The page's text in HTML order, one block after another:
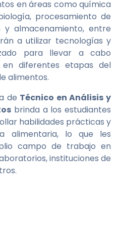
en áreas como química
procesamiento de
y almacenamiento, entre
a utilizar tecnologías y
para llevar a cabo
en diferentes etapas del
alimentos.
de Técnico en Análisis y
brinda a los estudiantes
habilidades prácticas y
alimentaria, lo que les
campo de trabajo en
instituciones de